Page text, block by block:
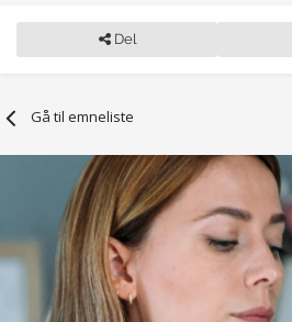
Del
Gå til emneliste